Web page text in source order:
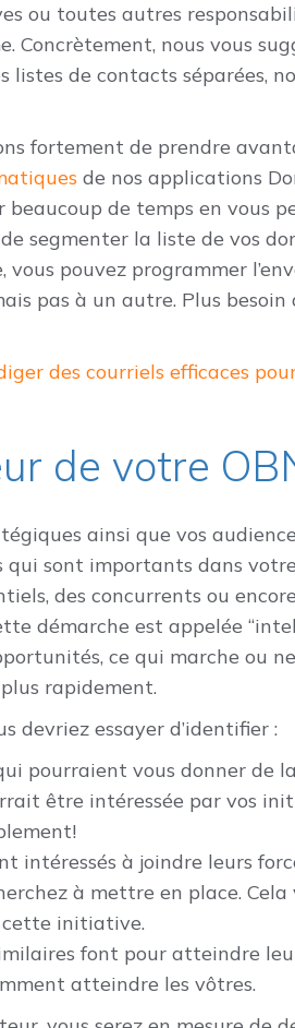
ou toutes autres
Concrètement, nous vous
listes de contacts séparées,
fortement de prendre
de nos applications
beaucoup de temps en vous
segmenter la liste de vos
pouvez programmer
pas à un autre. Plus besoin
des courriels efficaces
de votre
ainsi que vos
sont importants dans
des concurrents ou
démarche est appelée
ce qui marche ou
rapidement.
devriez essayer d’identifier :
pourraient vous donner de
être intéressée par vos
intéressés à joindre leurs
à mettre en place. Cela
cette initiative.
font pour atteindre
atteindre les vôtres.